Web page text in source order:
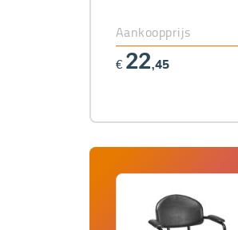
Aankoopprijs
€ 22,45